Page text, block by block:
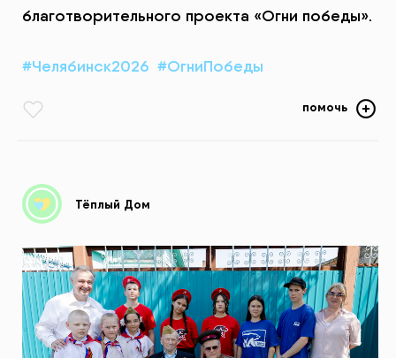
благотворительного проекта «Огни победы».
#Челябинск2026 #ОгниПобеды
помочь
Тёплый Дом